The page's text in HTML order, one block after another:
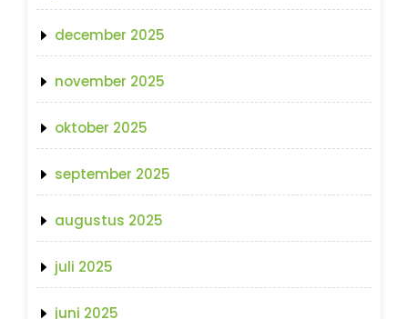
december 2025
november 2025
oktober 2025
september 2025
augustus 2025
juli 2025
juni 2025